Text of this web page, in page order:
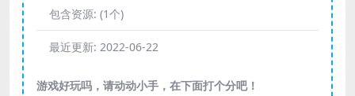
包含资源: (1个)
最近更新: 2022-06-22
游戏好玩吗，请动动小手，在下面打个分吧！